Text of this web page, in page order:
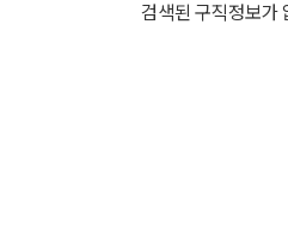
검색된 구직정보가